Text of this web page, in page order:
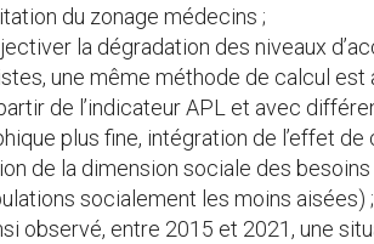
du zonage médecins ;
la dégradation des niveaux
une même méthode de calcul
de l’indicateur APL et avec
plus fine, intégration de l’effet
de la dimension sociale des
socialement les moins aisées) ;
observé, entre 2015 et 2021, une